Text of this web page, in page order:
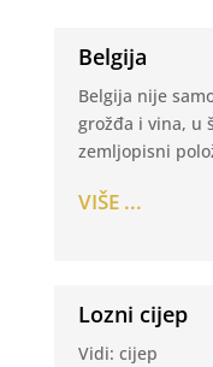
Belgija
Belgija nije
grožđa i vina, u
zemljopisni
VIŠE ...
Lozni cijep
Vidi: cijep